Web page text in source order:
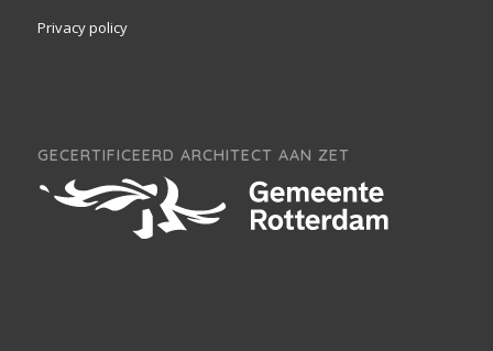
Privacy policy
GECERTIFICEERD ARCHITECT AAN ZET